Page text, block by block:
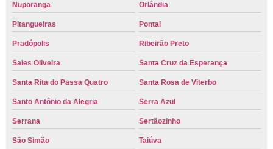
Nuporanga Orlândia
Pitangueiras Pontal
Pradópolis Ribeirão Preto
Sales Oliveira Santa Cruz da Esperança
Santa Rita do Passa Quatro Santa Rosa de Viterbo
Santo Antônio da Alegria Serra Azul
Serrana Sertãozinho
São Simão Taiúva